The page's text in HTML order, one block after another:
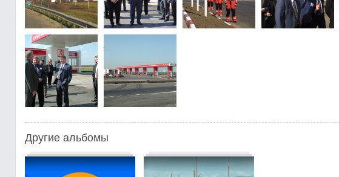
Другие альбомы